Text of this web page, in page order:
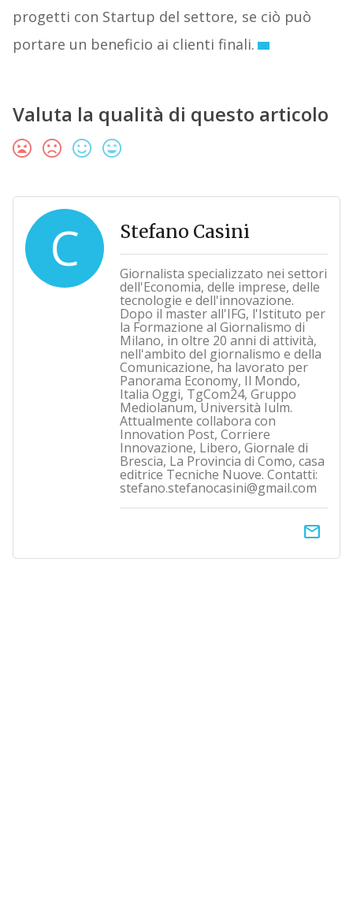
progetti con Startup del settore, se ciò può
portare un beneficio ai clienti finali.
Valuta la qualità di questo articolo
C Stefano Casini
Giornalista specializzato nei settori
dell'Economia, delle imprese, delle
tecnologie e dell'innovazione.
Dopo il master all'IFG, l'Istituto per
la Formazione al Giornalismo di
Milano, in oltre 20 anni di attività,
nell'ambito del giornalismo e della
Comunicazione, ha lavorato per
Panorama Economy, Il Mondo,
Italia Oggi, TgCom24, Gruppo
Mediolanum, Università Iulm.
Attualmente collabora con
Innovation Post, Corriere
Innovazione, Libero, Giornale di
Brescia, La Provincia di Como, casa
editrice Tecniche Nuove. Contatti:
stefano.stefanocasini@gmail.com
email